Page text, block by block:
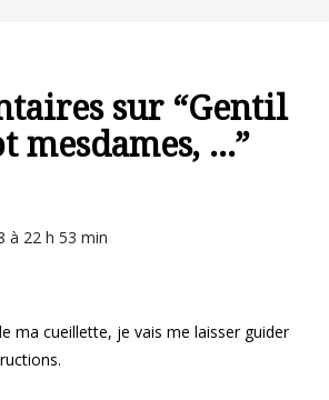
sur “Gentil
mesdames, …”
à 22 h 53 min
ma cueillette, je vais me laisser guider